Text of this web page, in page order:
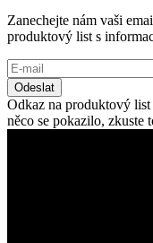
Zanechejte nám vaši
produktový list s
Odeslat
Odkaz na produktový list
něco se pokazilo, zkuste